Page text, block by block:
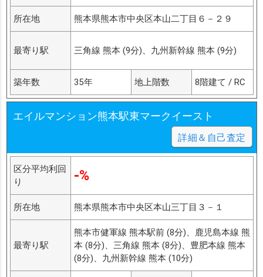
所在地 熊本県熊本市中央区本山二丁目６－２９
最寄り駅 三角線 熊本 (9分)、九州新幹線 熊本 (9分)
築年数 35年 地上階数 8階建て / RC
エイルマンション熊本駅東マークイースト
詳細＆自己査定
区分平均利回
り
-%
所在地 熊本県熊本市中央区本山三丁目３－１
最寄り駅
熊本市健軍線 熊本駅前 (8分)、鹿児島本線 熊
本 (8分)、三角線 熊本 (8分)、豊肥本線 熊本
(8分)、九州新幹線 熊本 (10分)